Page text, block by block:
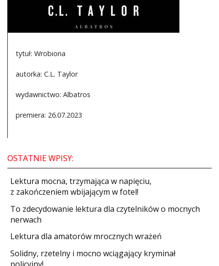
tytuł: Wrobiona
autorka: C.L. Taylor
wydawnictwo: Albatros
premiera: 26.07.2023
OSTATNIE WPISY:
​Lektura mocna, trzymająca w napięciu,
z zakończeniem wbijającym w fotel!
​To zdecydowanie lektura dla czytelników o mocnych
nerwach
Lektura dla amatorów mrocznych wrażeń
Solidny, rzetelny i mocno wciągający kryminał